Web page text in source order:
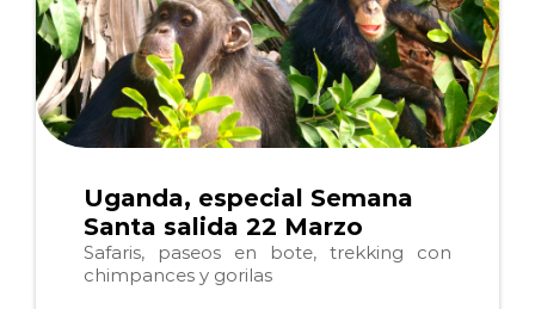
Uganda, especial Semana
Santa salida 22 Marzo
Safaris, paseos en bote, trekking con
chimpances y gorilas